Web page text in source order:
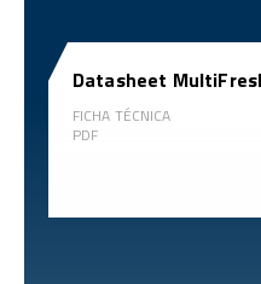
Datasheet
FICHA TÉCNICA
PDF